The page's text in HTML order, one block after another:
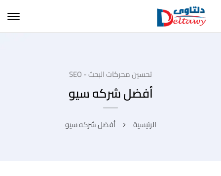
تحسين محركات البحث - SEO
أفضل شركه سيو
الرئيسية أفضل شركه سيو